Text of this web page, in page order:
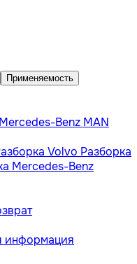
Применяемость
Mercedes-Benz MAN
Volvo Разборка
Mercedes-Benz
информация